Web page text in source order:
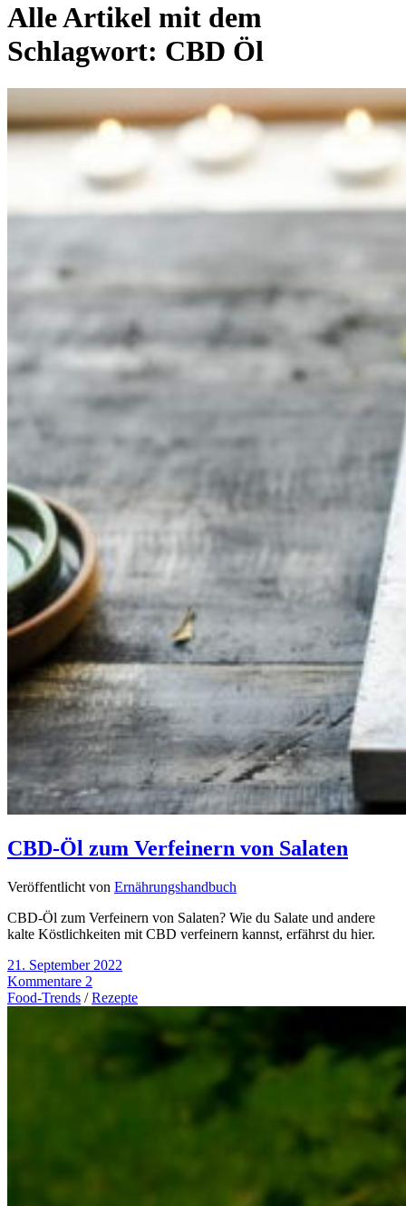
Alle Artikel mit dem
Schlagwort: CBD Öl
CBD-Öl zum Verfeinern von Salaten
Veröffentlicht von Ernährungshandbuch
CBD-Öl zum Verfeinern von Salaten? Wie du Salate und andere
kalte Köstlichkeiten mit CBD verfeinern kannst, erfährst du hier.
21. September 2022
Kommentare 2
Food-Trends /Rezepte